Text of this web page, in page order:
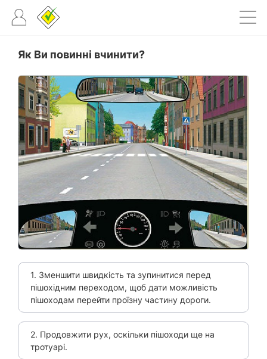
Як Ви повинні вчинити?
1. Зменшити швидкість та зупинитися перед
пішохідним переходом, щоб дати можливість
пішоходам перейти проїзну частину дороги.
2. Продовжити рух, оскільки пішоходи ще на
тротуарі.